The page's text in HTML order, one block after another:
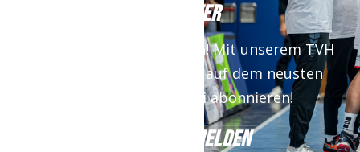
NEWSLETTER
Keine News mehr verpassen! Mit unserem TVH
Newsletter bist du immer auf dem neusten
Stand. Jetzt kostenfrei abonnieren!
JETZT ANMELDEN